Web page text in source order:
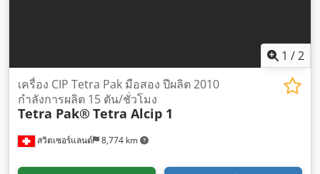
1 /2
สวิตเซอร์แลนด์ 8,774 km
เครื่อง CIP Tetra Pak มือสอง ปีผลิต 2010
กำลังการผลิต 15 ตัน/ชั่วโมง
Tetra Pak® Tetra Alcip 1